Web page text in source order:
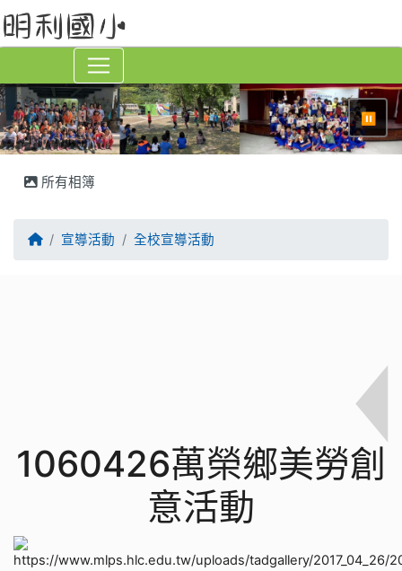
⏸
所有相簿
回首頁宣導活動 全校宣導活動
1060426萬榮鄉美勞創
意活動